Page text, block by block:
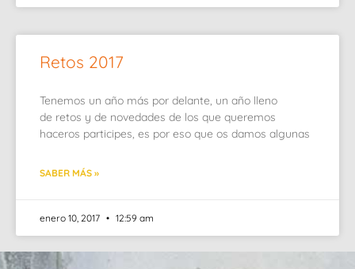
Retos 2017
Tenemos un año más por delante, un año lleno
de retos y de novedades de los que queremos
haceros participes, es por eso que os damos algunas
SABER MÁS »
enero 10, 2017 12:59 am